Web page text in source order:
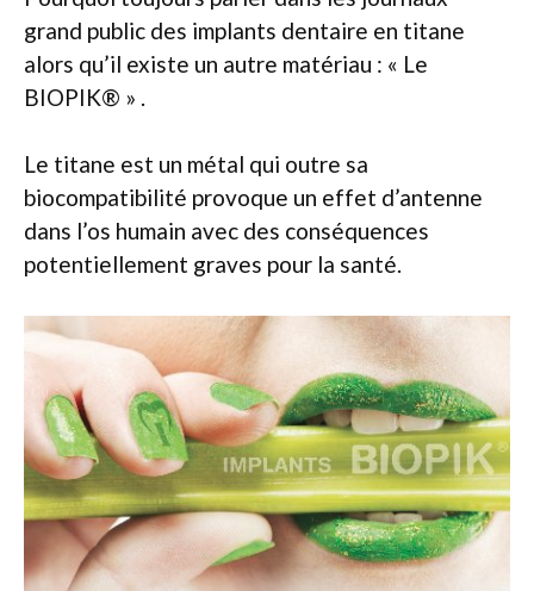
grand public des implants dentaire en titane
alors qu’il existe un autre matériau : « Le
BIOPIK® » .
Le titane est un métal qui outre sa
biocompatibilité provoque un effet d’antenne
dans l’os humain avec des conséquences
potentiellement graves pour la santé.